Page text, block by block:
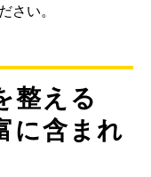
さい。
整える
に含まれ